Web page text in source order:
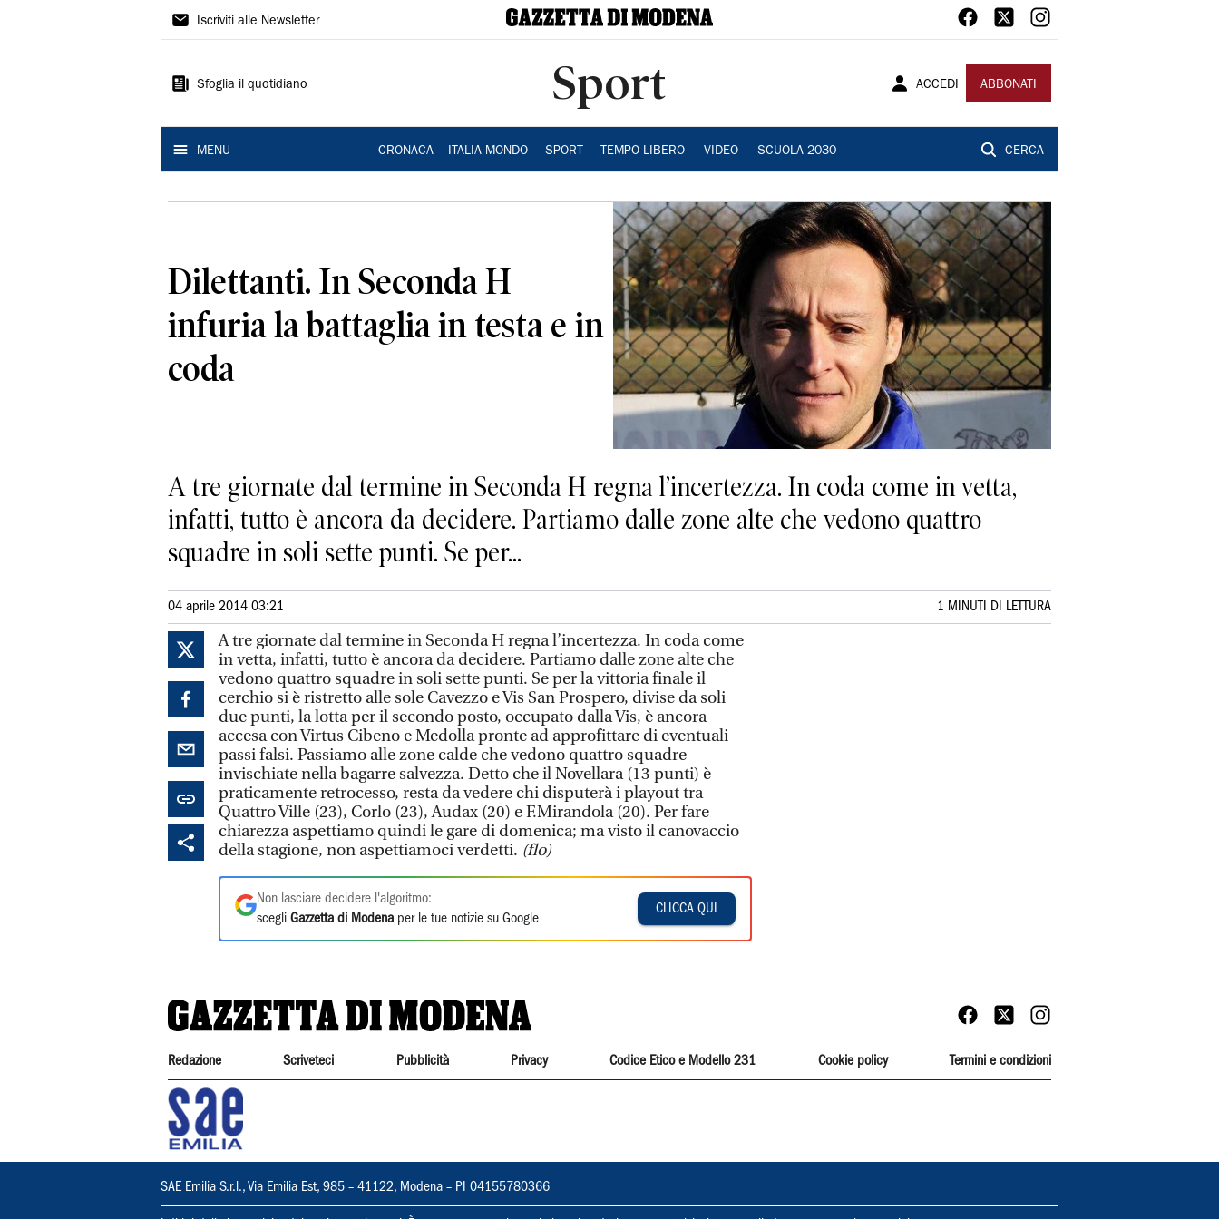
Gazzetta
Modena
Iscriviti alle Newsletter
Sfoglia il quotidiano Sport ACCEDI ABBONATI
MENU CRONACA ITALIA MONDO SPORT TEMPO LIBERO VIDEO SCUOLA 2030 CERCA
Dilettanti. In Seconda H
infuria la battaglia in testa e in
coda
A tre giornate dal termine in Seconda H regna l’incertezza. In coda come in vetta,
infatti, tutto è ancora da decidere. Partiamo dalle zone alte che vedono quattro
squadre in soli sette punti. Se per...
04 aprile 2014 03:21 1 MINUTI DI LETTURA
A tre giornate dal termine in Seconda H regna l’incertezza. In coda come
in vetta, infatti, tutto è ancora da decidere. Partiamo dalle zone alte che
vedono quattro squadre in soli sette punti. Se per la vittoria finale il
cerchio si è ristretto alle sole Cavezzo e Vis San Prospero, divise da soli
due punti, la lotta per il secondo posto, occupato dalla Vis, è ancora
accesa con Virtus Cibeno e Medolla pronte ad approfittare di eventuali
passi falsi. Passiamo alle zone calde che vedono quattro squadre
invischiate nella bagarre salvezza. Detto che il Novellara (13 punti) è
praticamente retrocesso, resta da vedere chi disputerà i playout tra
Quattro Ville (23), Corlo (23), Audax (20) e F.Mirandola (20). Per fare
chiarezza aspettiamo quindi le gare di domenica; ma visto il canovaccio
della stagione, non aspettiamoci verdetti. (flo)
Non lasciare decidere l'algoritmo:
scegli Gazzetta di Modena per le tue notizie su Google
CLICCA QUI
Redazione Scriveteci Pubblicità Privacy Codice Etico e Modello 231 Cookie policy Termini e condizioni
SAE Emilia S.r.l., Via Emilia Est, 985 – 41122, Modena – PI 04155780366